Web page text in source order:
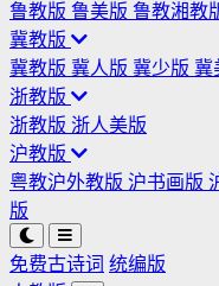
鲁教版 鲁美版 鲁教湘教
冀教版
冀教版 冀人版 冀少版 冀
浙教版
浙教版 浙人美版
沪教版
粤教沪外教版 沪书画版
版
免费古诗词 统编版